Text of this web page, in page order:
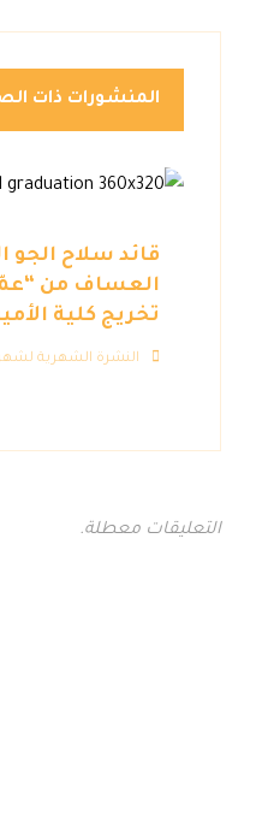
المنشورات ذات
قائد سلاح الجو
العساف من
تخريج كلية
النشرة الشهرية لشهر 6
التعليقات معطلة.